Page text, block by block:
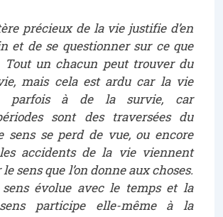
précieux de la vie justifie d’en
et de se questionner sur ce que
Tout un chacun peut trouver du
mais cela est ardu car la vie
parfois à de la survie, car
sont des traversées du
sens se perd de vue, ou encore
accidents de la vie viennent
sens que l’on donne aux choses.
évolue avec le temps et la
participe elle-même à la